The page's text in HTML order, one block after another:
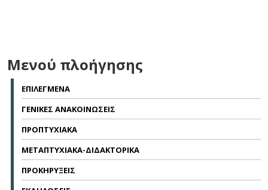
Μενού πλοήγησης
ΕΠΙΛΕΓΜΕΝΑ
ΓΕΝΙΚΕΣ ΑΝΑΚΟΙΝΩΣΕΙΣ
ΠΡΟΠΤΥΧΙΑΚΑ
ΜΕΤΑΠΤΥΧΙΑΚΑ-ΔΙΔΑΚΤΟΡΙΚΑ
ΠΡΟΚΗΡΥΞΕΙΣ